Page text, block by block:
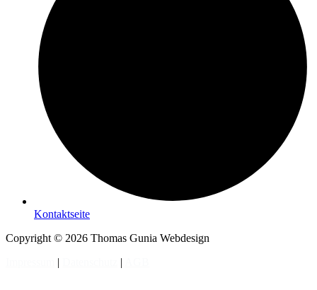
Kontaktseite
Copyright © 2026 Thomas Gunia Webdesign
| |